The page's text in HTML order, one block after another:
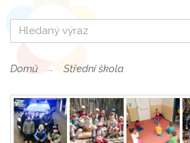
Domů Střední škola